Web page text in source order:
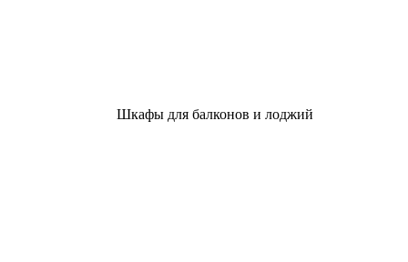
Шкафы для балконов и лоджий